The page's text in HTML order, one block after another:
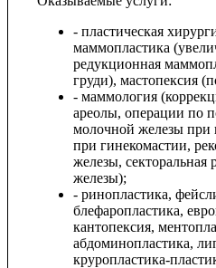
- пластическая
маммопластика
редукционная
груди), мастопексия
- маммология
ареолы, операции по
молочной железы при
при гинекомастии,
железы, секторальная
железы);
- ринопластика,
блефаропластика,
кантопексия,
абдоминопластика,
круропластика-